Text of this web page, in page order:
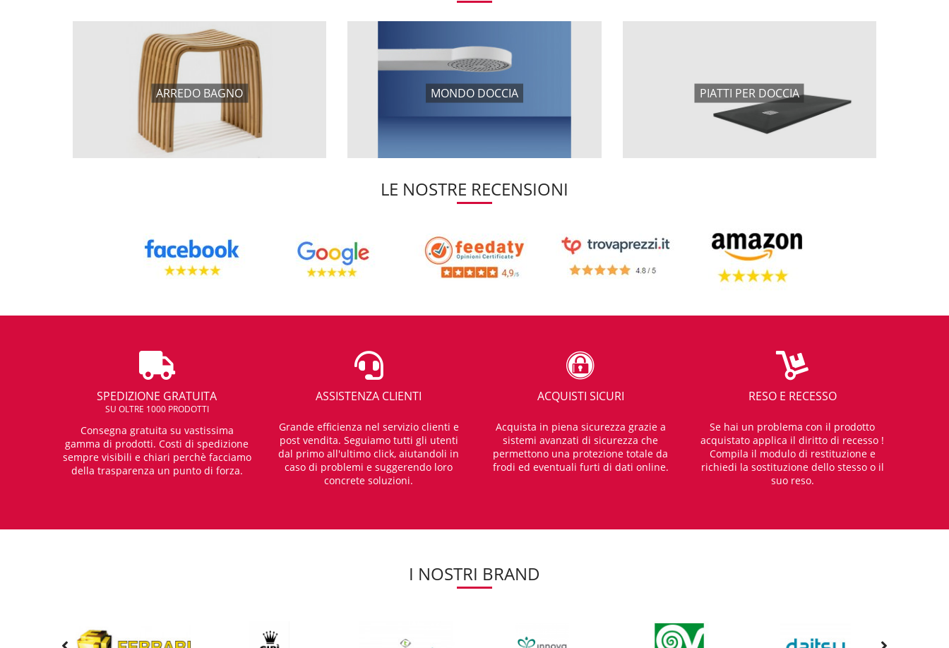
ARREDO BAGNO MONDO DOCCIA PIATTI PER DOCCIA
LE NOSTRE RECENSIONI
SPEDIZIONE GRATUITA
SU OLTRE 1000 PRODOTTI
Consegna gratuita su vastissima
gamma di prodotti. Costi di spedizione
sempre visibili e chiari perchè facciamo
della trasparenza un punto di forza.
ASSISTENZA CLIENTI
Grande efficienza nel servizio clienti e
post vendita. Seguiamo tutti gli utenti
dal primo all'ultimo click, aiutandoli in
caso di problemi e suggerendo loro
concrete soluzioni.
ACQUISTI SICURI
Acquista in piena sicurezza grazie a
sistemi avanzati di sicurezza che
permettono una protezione totale da
frodi ed eventuali furti di dati online.
RESO E RECESSO
Se hai un problema con il prodotto
acquistato applica il diritto di recesso !
Compila il modulo di restituzione e
richiedi la sostituzione dello stesso o il
suo reso.
I NOSTRI BRAND